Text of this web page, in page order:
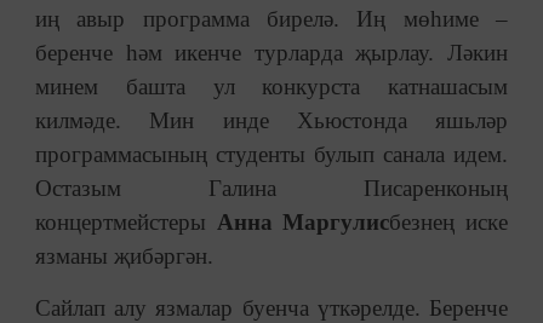
иң авыр программа бирелә. Иң мөһиме –
беренче һәм икенче турларда җырлау. Ләкин
минем башта ул конкурста катнашасым
килмәде. Мин инде Хьюстонда яшьләр
программасының студенты булып санала идем.
Остазым Галина Писаренконың
концертмейстеры Анна Маргулисбезнең иске
язманы җибәргән.
Сайлап алу язмалар буенча үткәрелде. Беренче